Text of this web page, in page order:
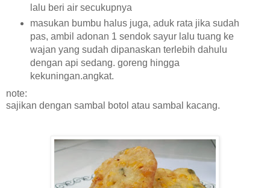
lalu beri air secukupnya
masukan bumbu halus juga, aduk rata jika sudah
pas, ambil adonan 1 sendok sayur lalu tuang ke
wajan yang sudah dipanaskan terlebih dahulu
dengan api sedang. goreng hingga
kekuningan.angkat.
note:
sajikan dengan sambal botol atau sambal kacang.